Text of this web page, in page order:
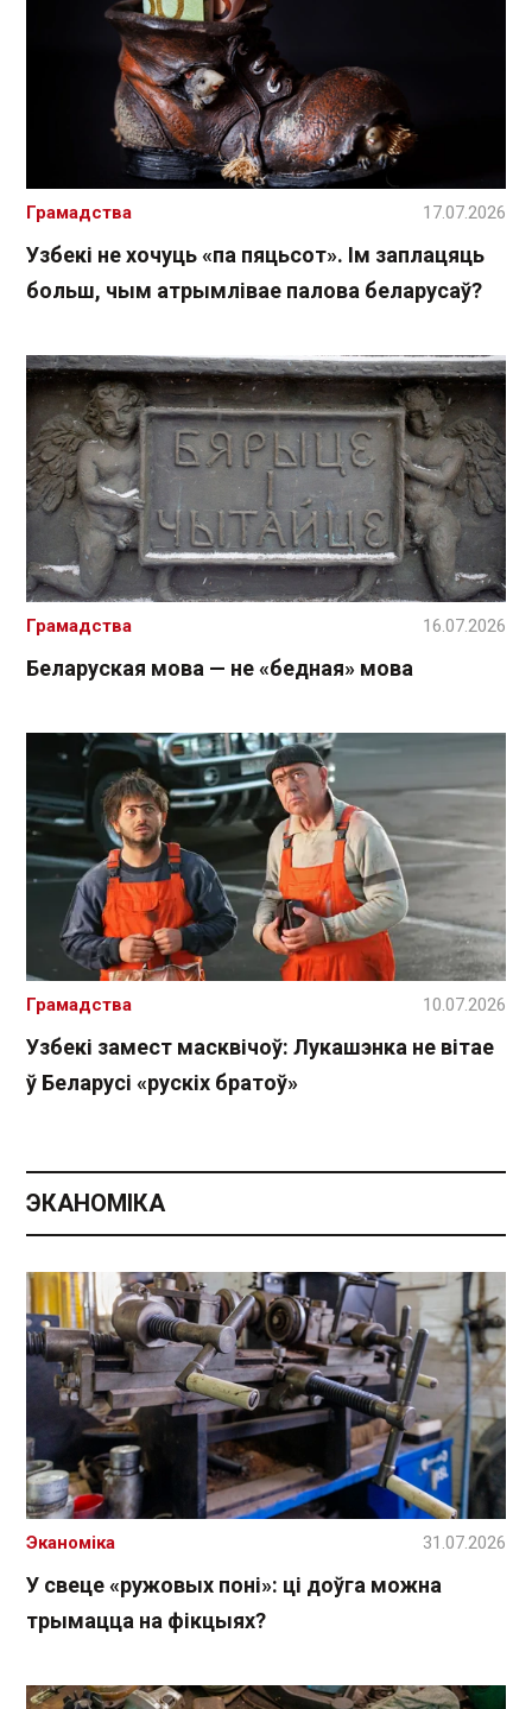
Узбекі не хочуць «па пяцьсот». Ім заплацяць
больш, чым атрымлівае палова беларусаў?
Грамадства 17.07.2026
Беларуская мова — не «бедная» мова
Грамадства 16.07.2026
Узбекі замест масквічоў: Лукашэнка не вітае
ў Беларусі «рускіх братоў»
Грамадства 10.07.2026
ЭКАНОМІКА
У свеце «ружовых поні»: ці доўга можна
трымацца на фікцыях?
Эканоміка 31.07.2026